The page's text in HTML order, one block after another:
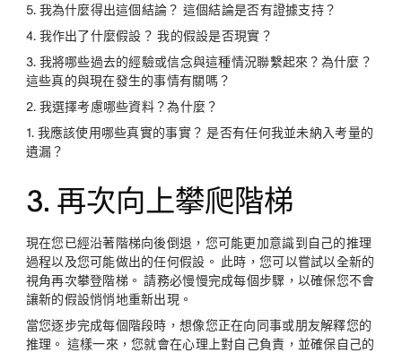
5. 我為什麼得出這個結論？ 這個結論是否有證據支持？
4. 我作出了什麼假設？ 我的假設是否現實？
3. 我將哪些過去的經驗或信念與這種情況聯繫起來？為什麼？
這些真的與現在發生的事情有關嗎？
2. 我選擇考慮哪些資料？為什麼？
1. 我應該使用哪些真實的事實？ 是否有任何我並未納入考量的
遺漏？
3. 再次向上攀爬階梯
現在您已經沿著階梯向後倒退，您可能更加意識到自己的推理
過程以及您可能做出的任何假設。 此時，您可以嘗試以全新的
視角再次攀登階梯。 請務必慢慢完成每個步驟，以確保您不會
讓新的假設悄悄地重新出現。
當您逐步完成每個階段時，想像您正在向同事或朋友解釋您的
推理。 這樣一來，您就會在心理上對自己負責，並確保自己的